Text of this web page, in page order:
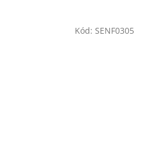
Kód: SENF0305